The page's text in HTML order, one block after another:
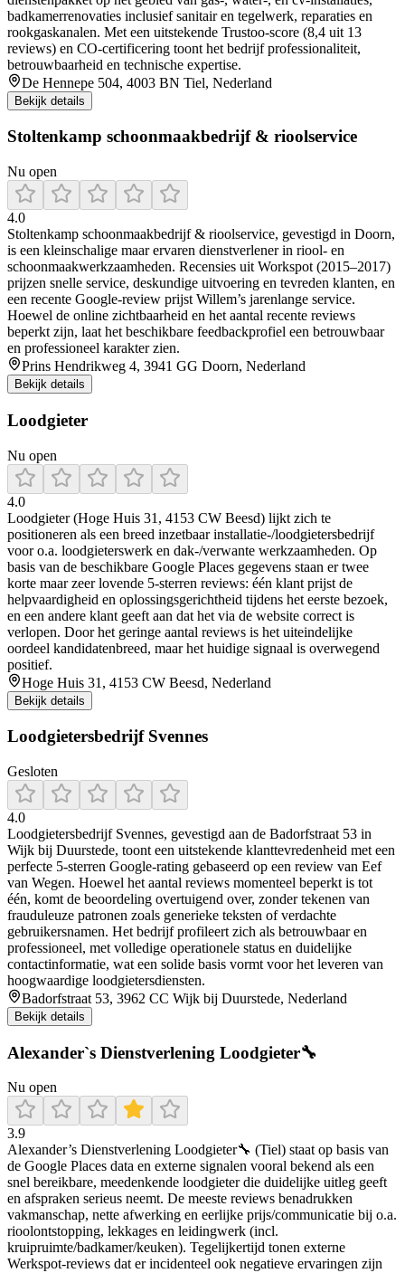
badkamerrenovaties inclusief sanitair en tegelwerk, reparaties en
rookgaskanalen. Met een uitstekende Trustoo-score (8,4 uit 13
reviews) en CO‑certificering toont het bedrijf professionaliteit,
betrouwbaarheid en technische expertise.
De Hennepe 504, 4003 BN Tiel, Nederland
Bekijk details
Stoltenkamp schoonmaakbedrijf & rioolservice
Nu open
4.0
Stoltenkamp schoonmaakbedrijf & rioolservice, gevestigd in Doorn,
is een kleinschalige maar ervaren dienstverlener in riool- en
schoonmaakwerkzaamheden. Recensies uit Workspot (2015–2017)
prijzen snelle service, deskundige uitvoering en tevreden klanten, en
een recente Google-review prijst Willem’s jarenlange service.
Hoewel de online zichtbaarheid en het aantal recente reviews
beperkt zijn, laat het beschikbare feedbackprofiel een betrouwbaar
en professioneel karakter zien.
Prins Hendrikweg 4, 3941 GG Doorn, Nederland
Bekijk details
Loodgieter
Nu open
4.0
Loodgieter (Hoge Huis 31, 4153 CW Beesd) lijkt zich te
positioneren als een breed inzetbaar installatie-/loodgietersbedrijf
voor o.a. loodgieterswerk en dak-/verwante werkzaamheden. Op
basis van de beschikbare Google Places gegevens staan er twee
korte maar zeer lovende 5-sterren reviews: één klant prijst de
helpvaardigheid en oplossingsgerichtheid tijdens het eerste bezoek,
en een andere klant geeft aan dat het via de website correct is
verlopen. Door het geringe aantal reviews is het uiteindelijke
oordeel kandidatenbreed, maar het huidige signaal is overwegend
positief.
Hoge Huis 31, 4153 CW Beesd, Nederland
Bekijk details
Loodgietersbedrijf Svennes
Gesloten
4.0
Loodgietersbedrijf Svennes, gevestigd aan de Badorfstraat 53 in
Wijk bij Duurstede, toont een uitstekende klanttevredenheid met een
perfecte 5‑sterren Google‑rating gebaseerd op een review van Eef
van Wegen. Hoewel het aantal reviews momenteel beperkt is tot
één, komt de beoordeling overtuigend over, zonder tekenen van
frauduleuze patronen zoals generieke teksten of verdachte
gebruikersnamen. Het bedrijf profileert zich als betrouwbaar en
professioneel, met volledige operationele status en duidelijke
contactinformatie, wat een solide basis vormt voor het leveren van
hoogwaardige loodgietersdiensten.
Badorfstraat 53, 3962 CC Wijk bij Duurstede, Nederland
Bekijk details
Alexander`s Dienstverlening Loodgieter🔧
Nu open
3.9
Alexander’s Dienstverlening Loodgieter🔧 (Tiel) staat op basis van
de Google Places data en externe signalen vooral bekend als een
snel bereikbare, meedenkende loodgieter die duidelijke uitleg geeft
en afspraken serieus neemt. De meeste reviews benadrukken
vakmanschap, nette afwerking en eerlijke prijs/communicatie bij o.a.
rioolontstopping, lekkages en leidingwerk (incl.
kruipruimte/badkamer/keuken). Tegelijkertijd tonen externe
Werkspot-reviews dat er incidenteel ook negatieve ervaringen zijn